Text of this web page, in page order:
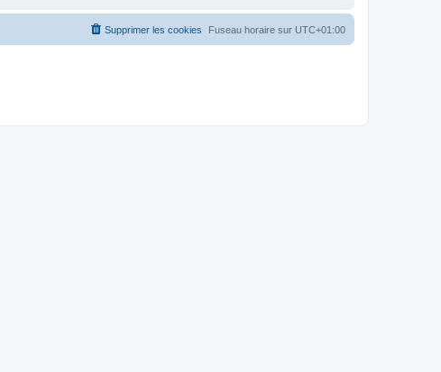
Fuseau horaire sur UTC+01:00
Supprimer les cookies